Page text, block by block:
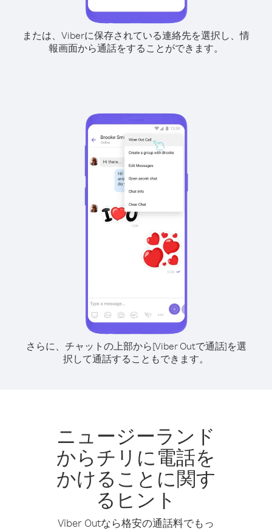
または、Viberに保存されている連絡先を選択し、情
報画面から通話をすることができます。
さらに、チャットの上部から[Viber Outで通話]を選
択して通話することもできます。
ニュージーランド
からチリに電話を
かけることに関す
るヒント
Viber Outなら格安の通話料でもっ